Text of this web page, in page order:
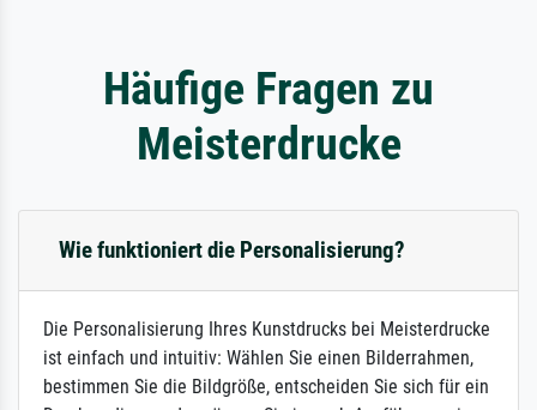
Häufige Fragen zu
Meisterdrucke
Wie funktioniert die Personalisierung?
Die Personalisierung Ihres Kunstdrucks bei Meisterdrucke
ist einfach und intuitiv: Wählen Sie einen Bilderrahmen,
bestimmen Sie die Bildgröße, entscheiden Sie sich für ein